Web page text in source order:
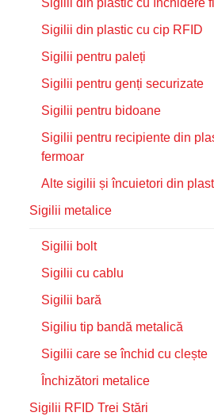
Sigilii din plastic cu închidere
Sigilii din plastic cu cip RFID
Sigilii pentru paleți
Sigilii pentru genți securizate
Sigilii pentru bidoane
Sigilii pentru recipiente din
fermoar
Alte sigilii și încuietori din
Sigilii metalice
Sigilii bolt
Sigilii cu cablu
Sigilii bară
Sigiliu tip bandă metalică
Sigilii care se închid cu clește
Închizători metalice
Sigilii RFID Trei Stări